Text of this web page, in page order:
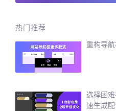
热门推荐
重构导
选择困
速生成配